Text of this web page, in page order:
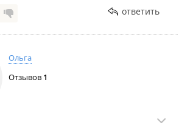
ответить
Ольга
Отзывов 1